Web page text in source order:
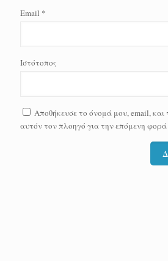
Email *
Ιστότοπος
Αποθήκευσε το όνομά μου, email, και
αυτόν τον πλοηγό για την επόμενη